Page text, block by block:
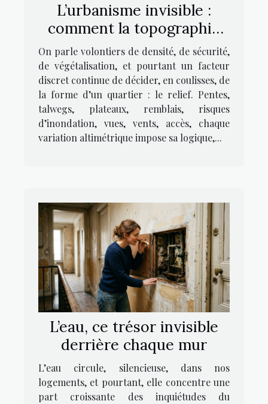
L’urbanisme invisible :
comment la topographie
influe sur nos quartiers
On parle volontiers de densité, de sécurité,
de végétalisation, et pourtant un facteur
discret continue de décider, en coulisses, de
la forme d’un quartier : le relief. Pentes,
talwegs, plateaux, remblais, risques
d’inondation, vues, vents, accès, chaque
variation altimétrique impose sa logique,...
L’eau, ce trésor invisible
derrière chaque mur
L’eau circule, silencieuse, dans nos
logements, et pourtant, elle concentre une
part croissante des inquiétudes du